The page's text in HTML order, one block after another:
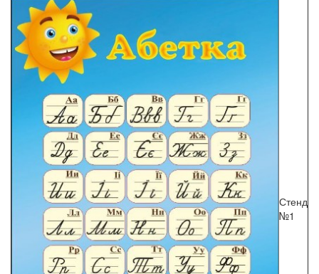
Стенд
№1